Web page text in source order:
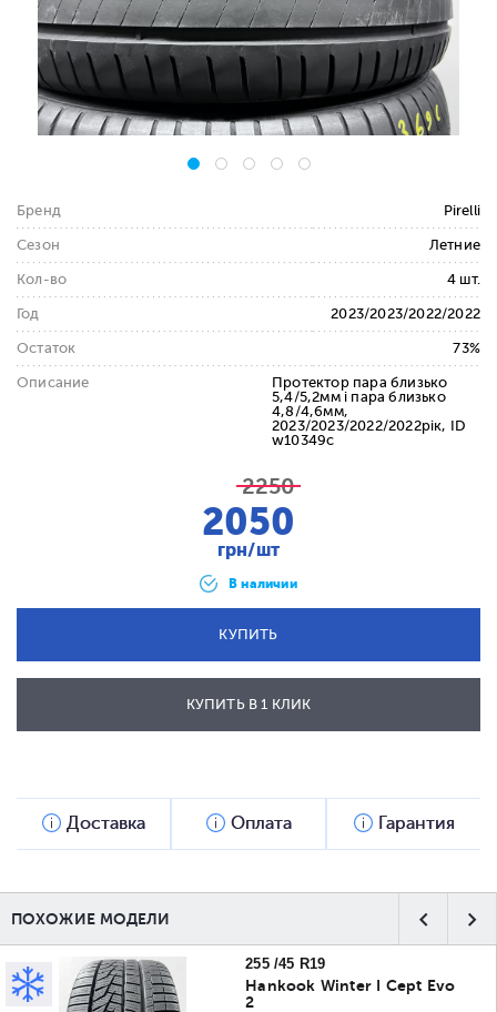
Бренд Pirelli
Сезон Летние
Кол-во 4 шт.
Год 2023/2023/2022/2022
Остаток 73%
Описание
Протектор пара близько
5,4/5,2мм і пара близько
4,8/4,6мм,
2023/2023/2022/2022рік, ID
w10349c
2250
2050
грн/шт
В наличии
КУПИТЬ
ОТПРАВИТЬ
КУПИТЬ В 1 КЛИК
Доставка Оплата Гарантия
ПОХОЖИЕ МОДЕЛИ
255 /45 R19
Hankook Winter I Cept Evo
2